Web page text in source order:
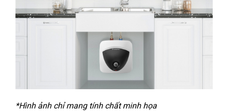
*Hình ảnh chỉ mang tính chất minh họa